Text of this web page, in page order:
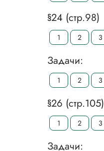
§24 (стр.98)
1 2 3
Задачи:
1 2 3
§26 (стр.105)
1 2 3
Задачи: